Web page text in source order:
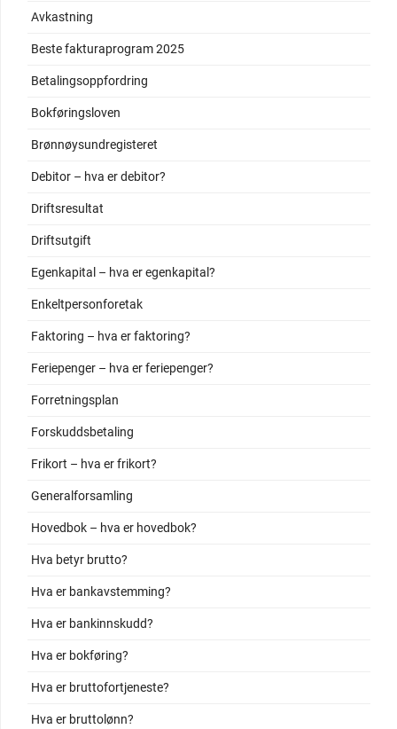
Avkastning
Beste fakturaprogram 2025
Betalingsoppfordring
Bokføringsloven
Brønnøysundregisteret
Debitor – hva er debitor?
Driftsresultat
Driftsutgift
Egenkapital – hva er egenkapital?
Enkeltpersonforetak
Faktoring – hva er faktoring?
Feriepenger – hva er feriepenger?
Forretningsplan
Forskuddsbetaling
Frikort – hva er frikort?
Generalforsamling
Hovedbok – hva er hovedbok?
Hva betyr brutto?
Hva er bankavstemming?
Hva er bankinnskudd?
Hva er bokføring?
Hva er bruttofortjeneste?
Hva er bruttolønn?